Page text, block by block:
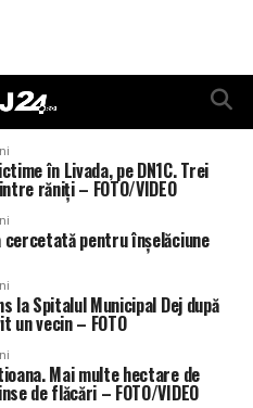
în Livada, pe DN1C. Trei
răniți – FOTO/VIDEO
cercetată pentru înșelăciune
la Spitalul Municipal Dej după
vecin – FOTO
Mai multe hectare de
de flăcări – FOTO/VIDEO